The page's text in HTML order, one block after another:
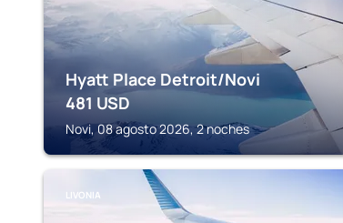
Hyatt Place Detroit/Novi
481 USD
Novi, 08 agosto 2026, 2 noches
LIVONIA